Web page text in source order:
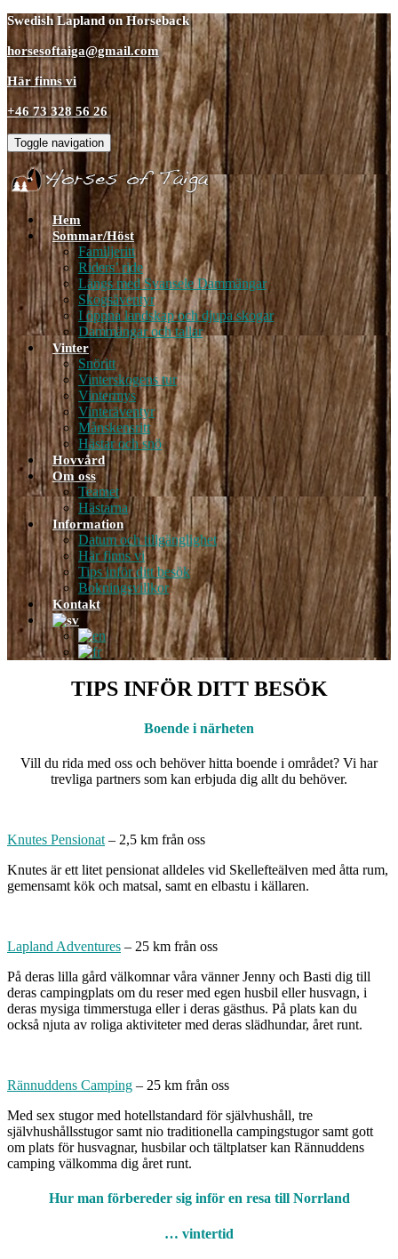
Swedish Lapland on Horseback
horsesoftaiga@gmail.com
Här finns vi
+46 73 328 56 26
Toggle navigation
Hem
Sommar/Höst
Familjeritt
Riders’ ride
Längs med Svansele Dammängar
Skogsäventyr
I öppna landskap och djupa skogar
Dammängar och tallar
Vinter
Snöritt
Vinterskogens tur
Vintermys
Vinteräventyr
Månskensritt
Hästar och snö
Hovvård
Om oss
Teamet
Hästarna
Information
Datum och tillgänglighet
Här finns vi
Tips inför ditt besök
Bokningsvillkor
Kontakt
TIPS INFÖR DITT BESÖK
Boende i närheten
Vill du rida med oss ​​och behöver hitta boende i området? Vi har
trevliga partners som kan erbjuda dig allt du behöver.
Knutes Pensionat – 2,5 km från oss
Knutes är ett litet pensionat alldeles vid Skellefteälven med åtta rum,
gemensamt kök och matsal, samt en elbastu i källaren.
Lapland Adventures – 25 km från oss
På deras lilla gård välkomnar våra vänner Jenny och Basti dig till
deras campingplats om du reser med egen husbil eller husvagn, i
deras mysiga timmerstuga eller i deras gästhus. På plats kan du
också njuta av roliga aktiviteter med deras slädhundar, året runt.
Rännuddens Camping – 25 km från oss
Med sex stugor med hotellstandard för självhushåll, tre
självhushållsstugor samt nio traditionella campingstugor samt gott
om plats för husvagnar, husbilar och tältplatser kan Rännuddens
camping välkomma dig året runt.
Hur man förbereder sig inför en resa till Norrland
… vintertid